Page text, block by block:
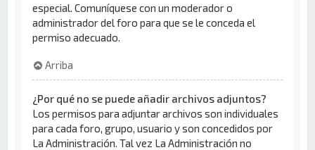
especial. Comuníquese con un moderador o
administrador del foro para que se le conceda el
permiso adecuado.
Arriba
¿Por qué no se puede añadir archivos adjuntos?
Los permisos para adjuntar archivos son individuales
para cada foro, grupo, usuario y son concedidos por
La Administración. Tal vez La Administración no